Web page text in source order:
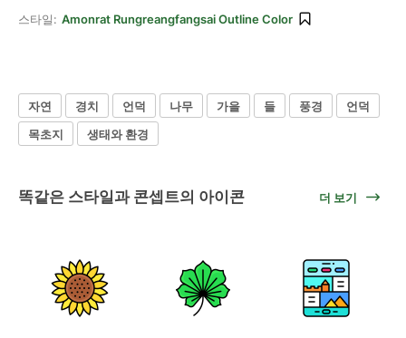
스타일: Amonrat Rungreangfangsai Outline Color
자연 경치 언덕 나무 가을 들 풍경
언덕
목초지
생태와 환경
똑같은 스타일과 콘셉트의 아이콘 더 보기